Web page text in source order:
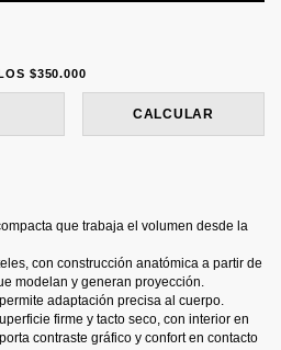
CAMBIAR CP
$350.000
CALCULAR
que trabaja el volumen desde la
con construcción anatómica a partir de
modelan y generan proyección.
adaptación precisa al cuerpo.
firme y tacto seco, con interior en
contraste gráfico y confort en contacto